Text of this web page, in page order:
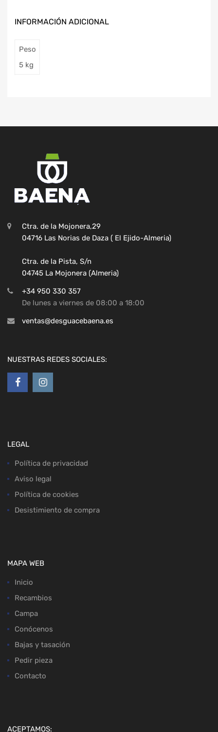
INFORMACIÓN ADICIONAL
Peso
5 kg
Ctra. de la Mojonera,29
04716 Las Norias de Daza ( El Ejido-Almeria)
Ctra. de la Pista, S/n
04745 La Mojonera (Almeria)
+34 950 330 357
De lunes a viernes de 08:00 a 18:00
ventas@desguacebaena.es
NUESTRAS REDES SOCIALES:
LEGAL
Política de privacidad
Aviso legal
Política de cookies
Desistimiento de compra
MAPA WEB
Inicio
Recambios
Campa
Conócenos
Bajas y tasación
Pedir pieza
Contacto
ACEPTAMOS: